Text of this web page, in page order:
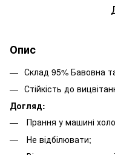
Опис
Склад 95% Бавовна
Стійкість до
Догляд:
Прання у машині
Не відбілювати;